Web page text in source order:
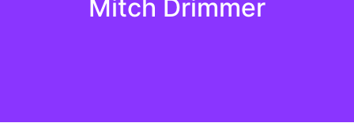
Mitch Drimmer